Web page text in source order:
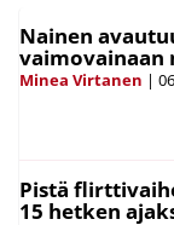
Nainen
vaimovainaan
Minea Virtanen |
Pistä
15 hetken